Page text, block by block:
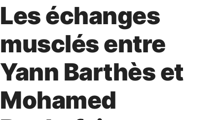
Les échanges
musclés entre
Yann Barthès et
Mohamed